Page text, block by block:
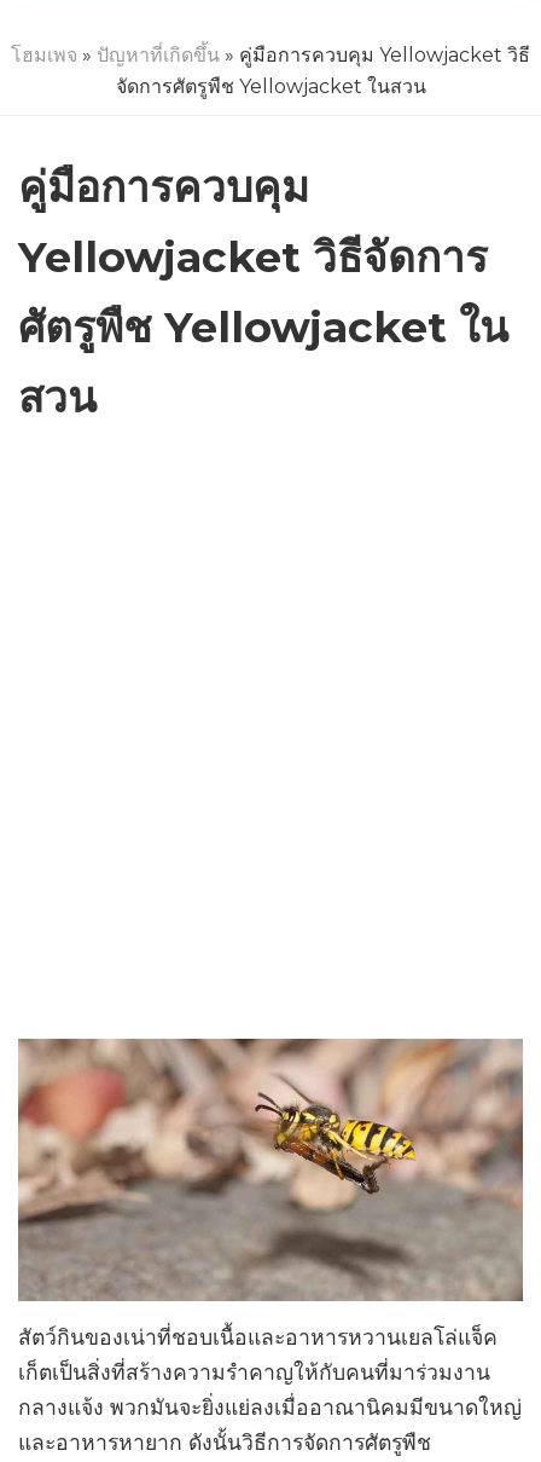
โฮมเพจ » ปัญหาที่เกิดขึ้น » คู่มือการควบคุม Yellowjacket วิธี
จัดการศัตรูพืช Yellowjacket ในสวน
คู่มือการควบคุม
Yellowjacket วิธีจัดการ
ศัตรูพืช Yellowjacket ใน
สวน
สัตว์กินของเน่าที่ชอบเนื้อและอาหารหวานเยลโล่แจ็ค
เก็ตเป็นสิ่งที่สร้างความรำคาญให้กับคนที่มาร่วมงาน
กลางแจ้ง พวกมันจะยิ่งแย่ลงเมื่ออาณานิคมมีขนาดใหญ่
และอาหารหายาก ดังนั้นวิธีการจัดการศัตรูพืช